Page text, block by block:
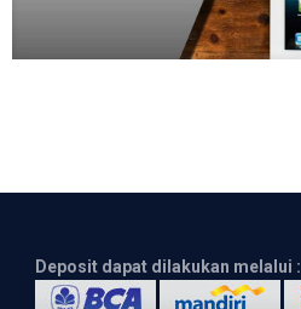
Deposit dapat dilakukan melalui :